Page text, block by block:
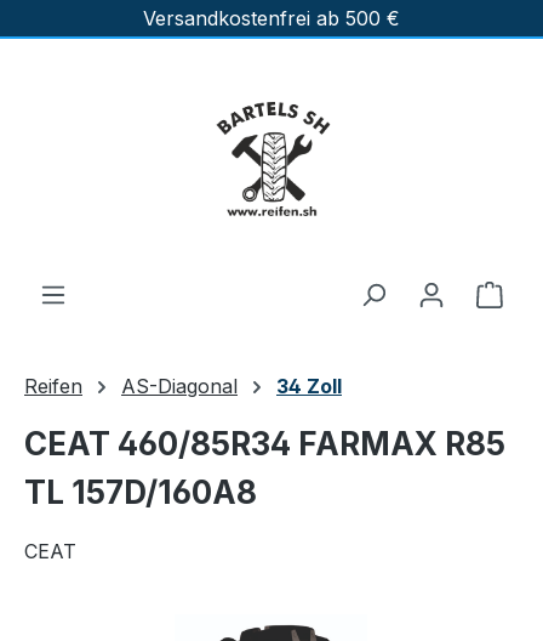
Zum Hauptinhalt springenVersandkostenfrei ab 500 €
Reifen AS-Diagonal 34 Zoll
CEAT 460/85R34 FARMAX R85
TL 157D/160A8
CEAT
Bildergalerie überspringen